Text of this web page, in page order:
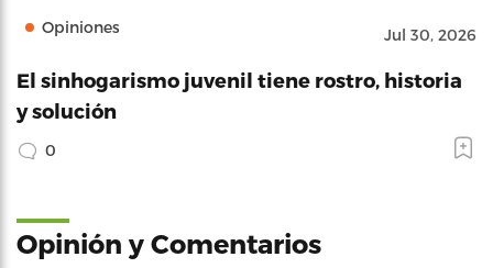
Opiniones Jul 30, 2026
El sinhogarismo juvenil tiene rostro, historia
y solución
0
Opinión y Comentarios